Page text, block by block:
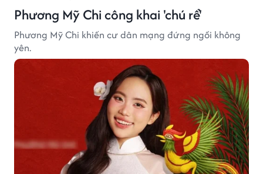
Phương Mỹ Chi công khai 'chú rể'
Phương Mỹ Chi khiến cư dân mạng đứng ngồi không
yên.